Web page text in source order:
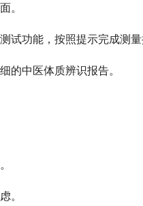
。
试功能，按照提示完成测量
的中医体质辨识报告。
。